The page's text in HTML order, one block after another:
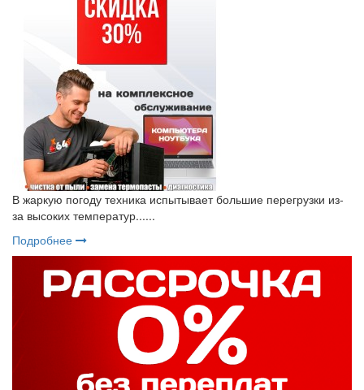
В жаркую погоду техника испытывает большие перегрузки из-
за высоких температур......
Подробнее